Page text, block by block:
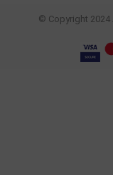
© Copyright 2024